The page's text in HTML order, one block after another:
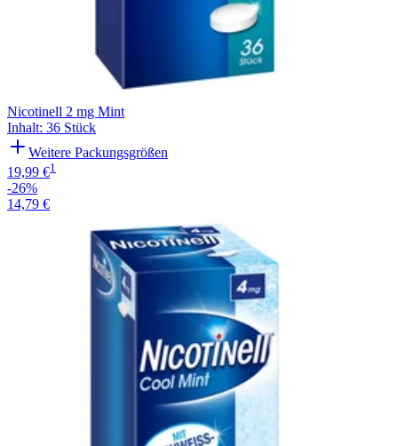
Nicotinell 2 mg Mint
Inhalt: 36 Stück
Weitere Packungsgrößen
19,99 €1
-26%
14,79 €